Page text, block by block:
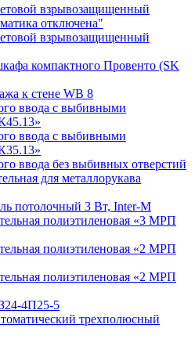
взрывозащищенный
отключена"
взрывозащищенный
компактного Провенто (SK
к стене WB 8
ввода с выбивными
ввода с выбивными
ввода без выбивных отверстий
для металлорукава
потолочный 3 Вт, Inter-M
полиэтиленовая «3 МРП
полиэтиленовая «2 МРП
полиэтиленовая «2 МРП
4П25-5
трехполюсный